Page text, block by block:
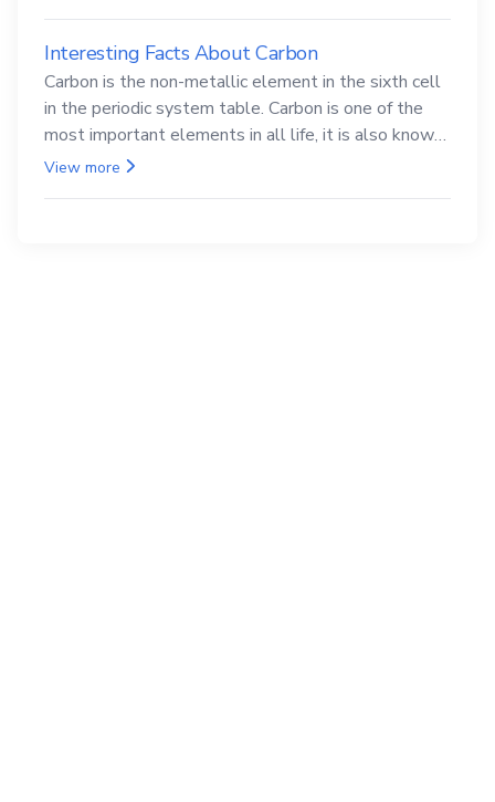
Interesting Facts About Carbon
Carbon is the non-metallic element in the sixth cell
in the periodic system table. Carbon is one of the
most important elements in all life, it is also known
as the back.
View more